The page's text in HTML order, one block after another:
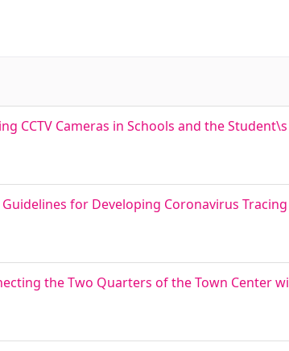
CCTV Cameras in Schools and the
for Developing Coronavirus Tracing
the Two Quarters of the Town Center